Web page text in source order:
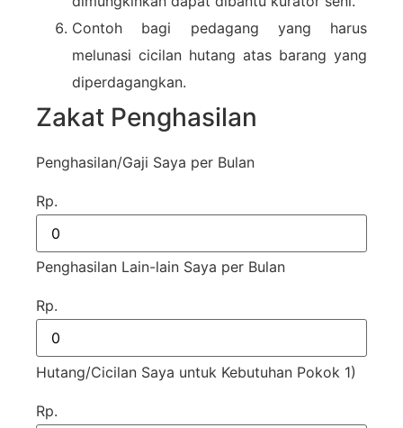
Contoh bagi pedagang yang harus
melunasi cicilan hutang atas barang yang
diperdagangkan.
Zakat Penghasilan
Penghasilan/Gaji Saya per Bulan
Rp.
Penghasilan Lain-lain Saya per Bulan
Rp.
Hutang/Cicilan Saya untuk Kebutuhan Pokok 1)
Rp.